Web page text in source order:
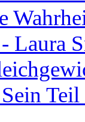
Laura